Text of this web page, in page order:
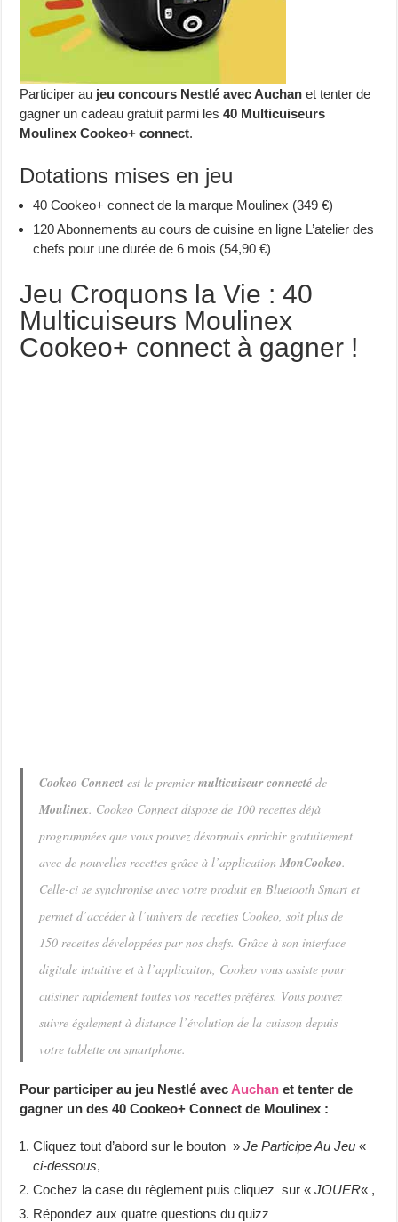
Participer au jeu concours Nestlé avec Auchan et tenter de
gagner un cadeau gratuit parmi les40 Multicuiseurs
Moulinex Cookeo+ connect.
Dotations mises en jeu
40 Cookeo+ connect de la marque Moulinex (349 €)
120 Abonnements au cours de cuisine en ligne L’atelier des
chefs pour une durée de 6 mois (54,90 €)
Jeu Croquons la Vie : 40
Multicuiseurs Moulinex
Cookeo+ connect à gagner !
Cookeo Connect est le premiermulticuiseur connecté de
Moulinex. Cookeo Connect dispose de 100 recettes déjà
programmées que vous pouvez désormais enrichir gratuitement
avec de nouvelles recettes grâce à l’applicationMonCookeo.
Celle-ci se synchronise avec votre produit en Bluetooth Smart et
permet d’accéder à l’univers de recettes Cookeo, soit plus de
150 recettes développées par nos chefs. Grâce à son interface
digitale intuitive et à l’applicaiton, Cookeo vous assiste pour
cuisiner rapidement toutes vos recettes préféres. Vous pouvez
suivre également à distance l’évolution de la cuisson depuis
votre tablette ou smartphone.
Pour participer au jeu Nestlé avec Auchan et tenter de
gagner un des 40 Cookeo+ Connect de Moulinex :
Cliquez tout d’abord sur le bouton »Je Participe Au Jeu «
ci-dessous,
Cochez la case du règlement puis cliquez sur «JOUER« ,
Répondez aux quatre questions du quizz